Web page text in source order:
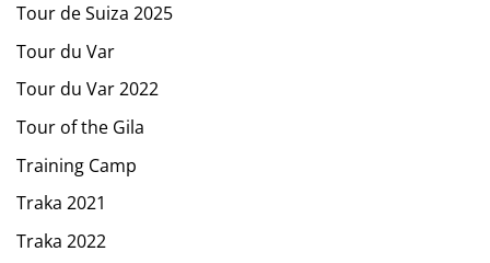
Tour de Suiza 2025
Tour du Var
Tour du Var 2022
Tour of the Gila
Training Camp
Traka 2021
Traka 2022